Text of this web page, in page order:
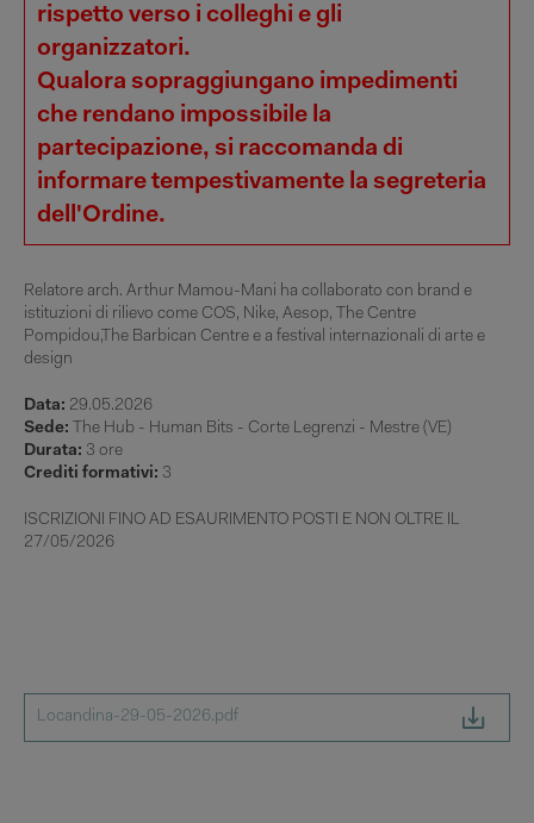
rispetto verso i colleghi e gli
organizzatori.
Qualora sopraggiungano impedimenti
che rendano impossibile la
partecipazione, si raccomanda di
informare tempestivamente la segreteria
dell'Ordine.
Relatore arch. Arthur Mamou-Mani ha collaborato con brand e
istituzioni di rilievo come COS, Nike, Aesop, The Centre
Pompidou,The Barbican Centre e a festival internazionali di arte e
design
Data: 29.05.2026
Sede: The Hub - Human Bits - Corte Legrenzi - Mestre (VE)
Durata: 3 ore
Crediti formativi: 3
ISCRIZIONI FINO AD ESAURIMENTO POSTI E NON OLTRE IL
27/05/2026
Locandina-29-05-2026.pdf